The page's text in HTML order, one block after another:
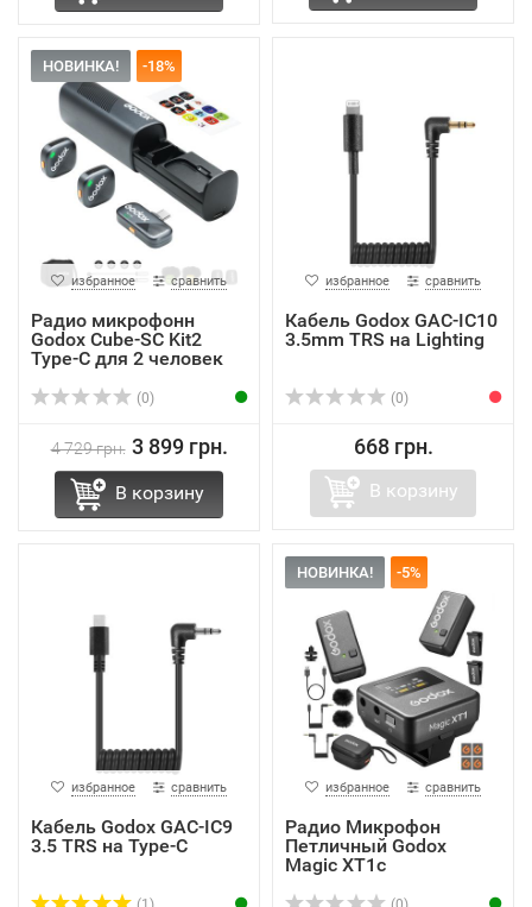
НОВИНКА! -18%
избранное сравнить
Радио микрофонн
Godox Cube-SC Kit2
Type-C для 2 человек
(0)
4 729 грн. 3 899 грн.
В корзину
избранное сравнить
Кабель Godox GAC-IC10
3.5mm TRS на Lighting
(0)
668 грн.
В корзину
избранное сравнить
Кабель Godox GAC-IC9
3.5 TRS на Type-C
НОВИНКА! -5%
избранное сравнить
Радио Микрофон
Петличный Godox
Magic XT1с